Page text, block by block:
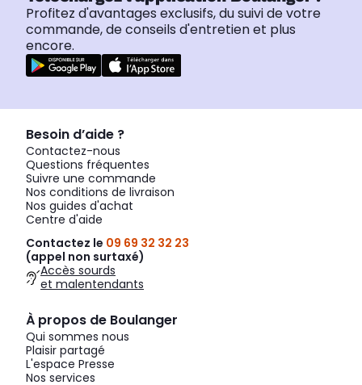
Profitez d'avantages exclusifs, du suivi de votre
commande, de conseils d'entretien et plus
encore.
Besoin d’aide ?
Contactez-nous
Questions fréquentes
Suivre une commande
Nos conditions de livraison
Nos guides d'achat
Centre d'aide
Contactez le 09 69 32 32 23
(appel non surtaxé)
Accès sourds
et malentendants
À propos de Boulanger
Qui sommes nous
Plaisir partagé
L'espace Presse
Nos services